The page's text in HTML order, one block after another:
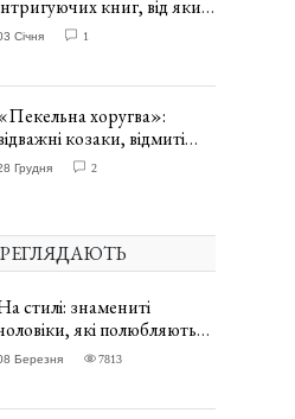
книг, від яких
відірватись. ФОТО
Січня 1
хоругва»:
козаки, відмиті
та відчайдушний
Грудня 2
стилі: знамениті
які полюбляють
сукні. ФОТО
Березня 7813